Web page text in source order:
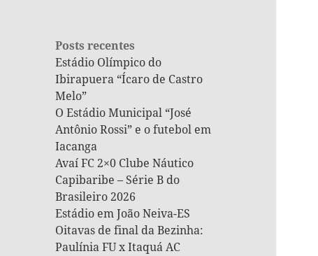
Posts recentes
Estádio Olímpico do
Ibirapuera “Ícaro de Castro
Melo”
O Estádio Municipal “José
Antônio Rossi” e o futebol em
Iacanga
Avaí FC 2×0 Clube Náutico
Capibaribe – Série B do
Brasileiro 2026
Estádio em João Neiva-ES
Oitavas de final da Bezinha:
Paulínia FU x Itaquá AC